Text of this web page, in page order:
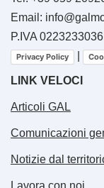
Email:
P.IVA
Privacy Policy
LINK VELOCI
Articoli GAL
Comunicazioni
Notizie dal